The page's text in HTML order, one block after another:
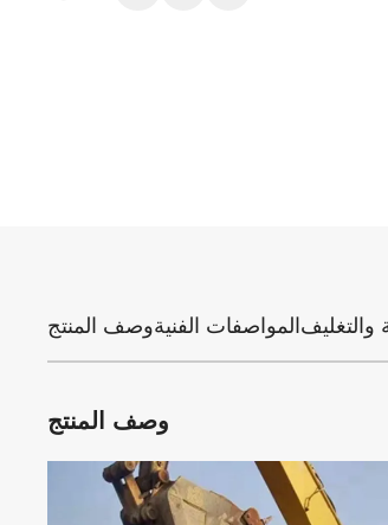
وصف المنتجالمواصفات الفنية والتغليف
وصف المنتج